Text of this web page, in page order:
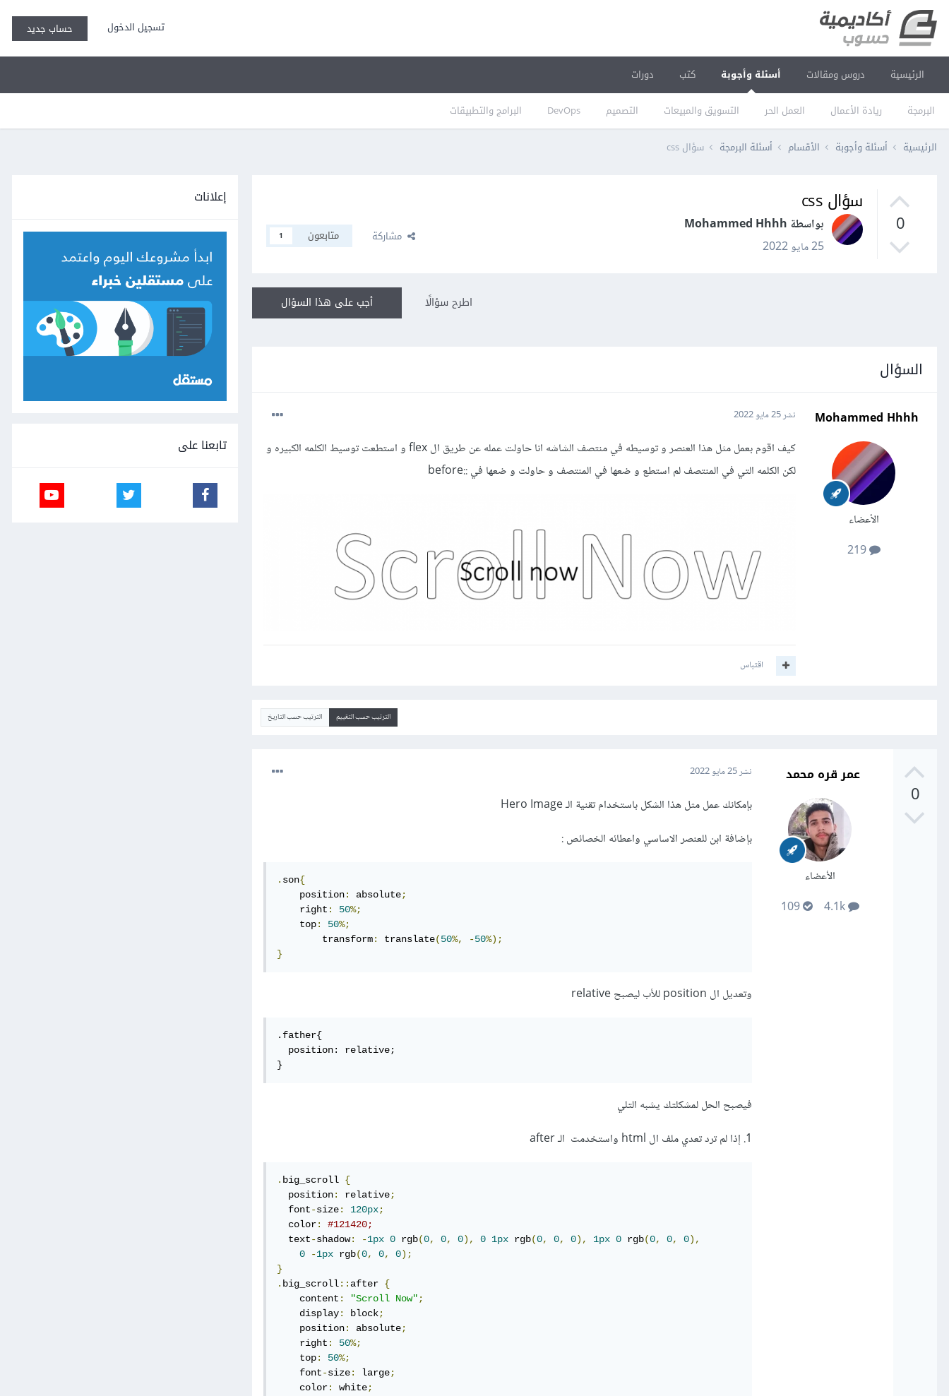
تسجيل الدخول حساب جديد
الرئيسية دروس ومقالات أسئلة وأجوبة
البرمجة ريادة الأعمال العمل الحر التسويق والمبيعات التصميم DevOps البرامج والتطبيقات
كتب دورات
الرئيسية أسئلة وأجوبة الأقسام أسئلة البرمجة سؤال css
0
سؤال css
بواسطة Mohammed Hhhh
25 مايو 2022
مشاركة متابعون 1
أجب على هذا السؤال اطرح سؤالًا
السؤال
Mohammed Hhhh
الأعضاء
219
نشر25 مايو 2022
كيف اقوم بعمل مثل هذا العنصر و توسيطه في منتصف الشاشه انا حاولت عمله عن طريق ال flex و استطعت توسيط الكلمه الكبيره و
لكن الكلمه التي في المنتصف لم استطع و ضعها في المنتصف و حاولت و ضعها في ::before
اقتباس
الترتيب حسب التقييم الترتيب حسب التاريخ
0
عمر قره محمد
الأعضاء
4.1k
109
نشر25 مايو 2022
بإمكانك عمل مثل هذا الشكل باستخدام تقنية الـ Hero Image
بإضافة ابن للعنصر الاساسي واعطائه الخصائص :
. son{
    position
: absolute;
    right
: 50%;
    top
: 50%;
	transform
: translate(50%, -50%);
}
وتعديل ال position للأب ليصبح relative
.father{
  position: relative;
}
فيصبح الحل لمشكلتك يشبه التلي
1. إذا لم ترد تعدي ملف ال html واستخدمت الـ after
. big_scroll {
  position
: relative;
  font
-size: 120px;
  color
:
#121420;
  text
-shadow: -1px 0 rgb(0, 0, 0), 0 1px rgb(0, 0, 0), 1px 0 rgb(0, 0, 0),
0
-1px rgb(0, 0, 0);
}
. big_scroll:: after {
    content
: "Scroll Now" ;
    display
: block;
    position
: absolute;
    right
: 50%;
    top
: 50%;
    font
-size: large;
    color
: white;
إعلانات
تابعنا على